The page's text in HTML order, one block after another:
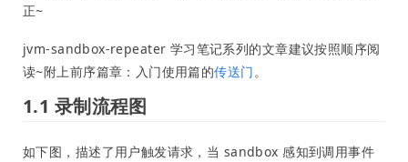
正~
jvm-sandbox-repeater 学习笔记系列的文章建议按照顺序阅
读~附上前序篇章：入门使用篇的传送门 。
1.1 录制流程图
如下图，描述了用户触发请求，当 sandbox 感知到调用事件